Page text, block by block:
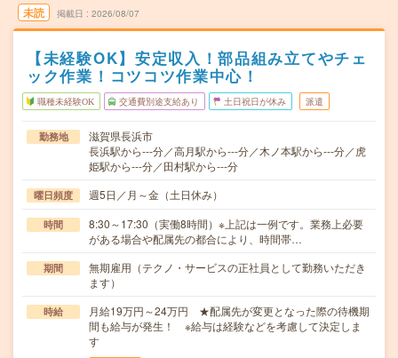
未読 掲載日 2026/08/07
【未経験OK】安定収入！部品組み立てやチェ
ック作業！コツコツ作業中心！
職種未経験OK 交通費別途支給あり 土日祝日が休み 派遣
勤務地
滋賀県長浜市
長浜駅から---分／高月駅から---分／木ノ本駅から---分／虎
姫駅から---分／田村駅から---分
曜日頻度 週5日／月～金（土日休み）
時間
8:30～17:30（実働8時間）※上記は一例です。業務上必要
がある場合や配属先の都合により、時間帯…
期間
無期雇用（テクノ・サービスの正社員として勤務いただき
ます）
時給
月給19万円～24万円 ★配属先が変更となった際の待機期
間も給与が発生！ ※給与は経験などを考慮して決定しま
す